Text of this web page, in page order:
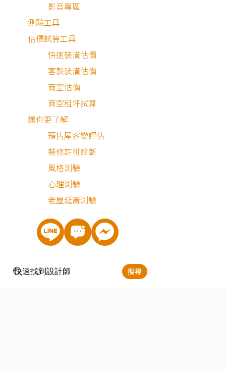
影音專區
測驗工具
估價試算工具
快速裝潢估價
客製裝潢估價
商空估價
商空租坪試算
讓你更了解
預售屋客變評估
裝修許可診斷
風格測驗
心理測驗
老屋延壽測驗
搜尋
拆除
水電
系統